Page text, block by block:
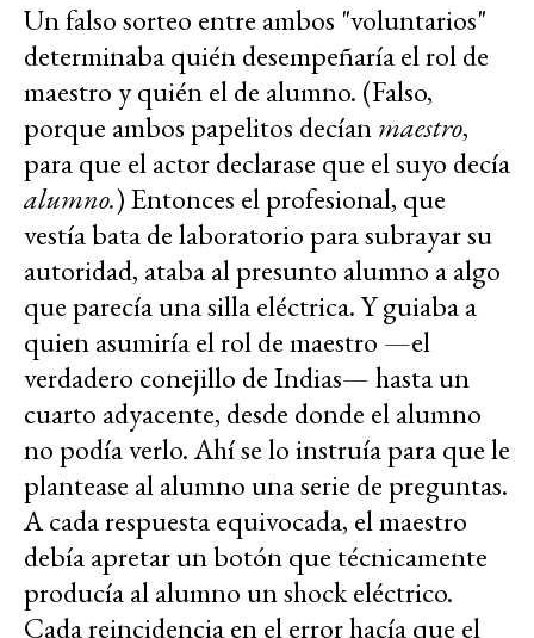
Un falso sorteo entre ambos "voluntarios"
determinaba quién desempeñaría el rol de
maestro y quién el de alumno. (Falso,
porque ambos papelitos decíanmaestro,
para que el actor declarase que el suyo decía
alumno.) Entonces el profesional, que
vestía bata de laboratorio para subrayar su
autoridad, ataba al presunto alumno a algo
que parecía una silla eléctrica. Y guiaba a
quien asumiría el rol de maestro —el
verdadero conejillo de Indias— hasta un
cuarto adyacente, desde donde el alumno
no podía verlo. Ahí se lo instruía para que le
plantease al alumno una serie de preguntas.
A cada respuesta equivocada, el maestro
debía apretar un botón que técnicamente
producía al alumno un shock eléctrico.
Cada reincidencia en el error hacía que el